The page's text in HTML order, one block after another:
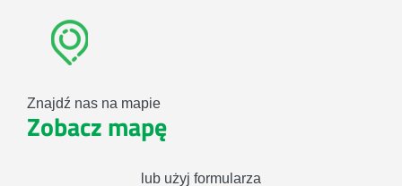
Znajdź nas na mapie
Zobacz mapę
lub użyj formularza